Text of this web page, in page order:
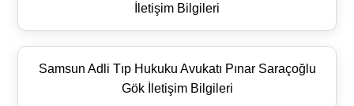
İletişim Bilgileri
Samsun Adli Tıp Hukuku Avukatı Pınar Saraçoğlu
Gök İletişim Bilgileri